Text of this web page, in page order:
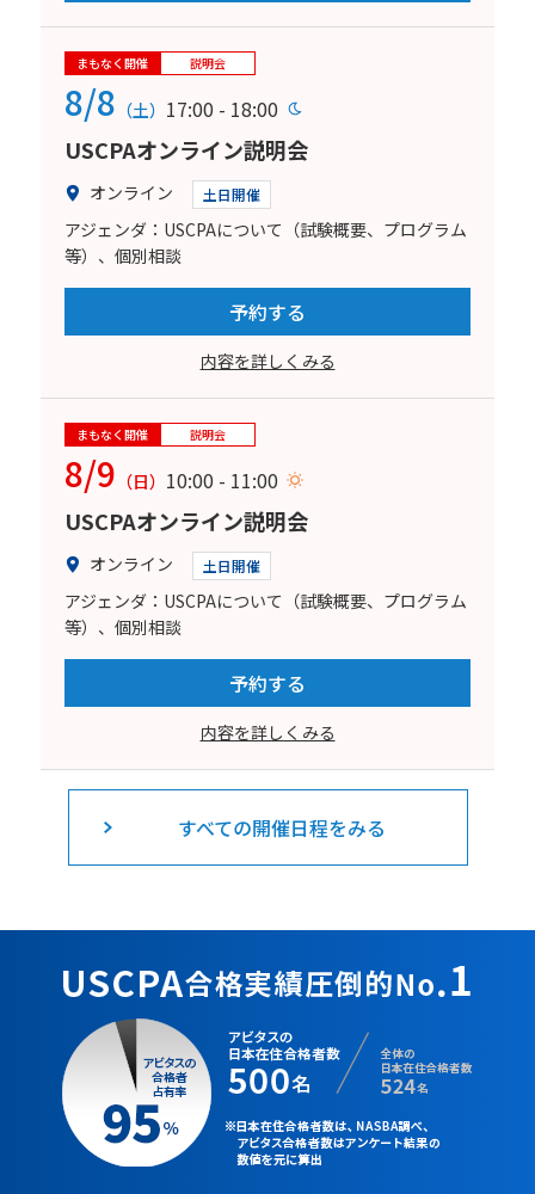
まもなく開催 説明会
8/8 （土） 17:00 - 18:00
USCPAオンライン説明会
オンライン 土日開催
アジェンダ：USCPAについて（試験概要、プログラム
等）、個別相談
予約する
内容を詳しくみる
まもなく開催 説明会
8/9 （日） 10:00 - 11:00
USCPAオンライン説明会
オンライン 土日開催
アジェンダ：USCPAについて（試験概要、プログラム
等）、個別相談
予約する
内容を詳しくみる
すべての開催日程をみる